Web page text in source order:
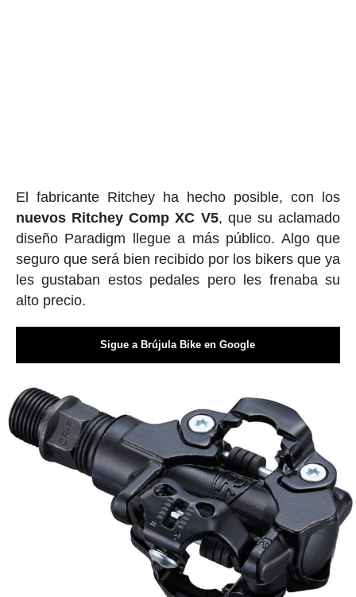
El fabricante Ritchey ha hecho posible, con los
nuevos Ritchey Comp XC V5, que su aclamado
diseño Paradigm llegue a más público. Algo que
seguro que será bien recibido por los bikers que ya
les gustaban estos pedales pero les frenaba su
alto precio.
Sigue a Brújula Bike en Google